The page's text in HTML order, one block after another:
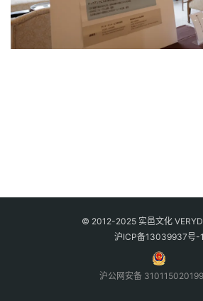
© 2012-2025 实邑文化
沪ICP备13039937号-1
沪公网安备